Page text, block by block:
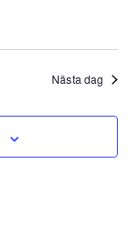
Nästa dag